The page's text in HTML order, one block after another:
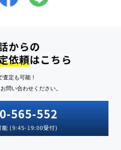
からの
依頼はこちら
査定も可能！
問い合わせください。
565-552
能 (9:45-19:00受付)